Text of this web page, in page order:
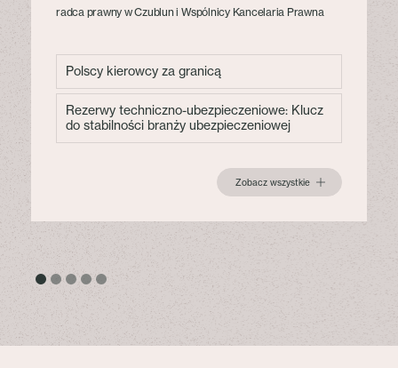
radca prawny w Czublun i Wspólnicy Kancelaria Prawna
Polscy kierowcy za granicą
Rezerwy techniczno-ubezpieczeniowe: Klucz
do stabilności branży ubezpieczeniowej
Zobacz wszystkie